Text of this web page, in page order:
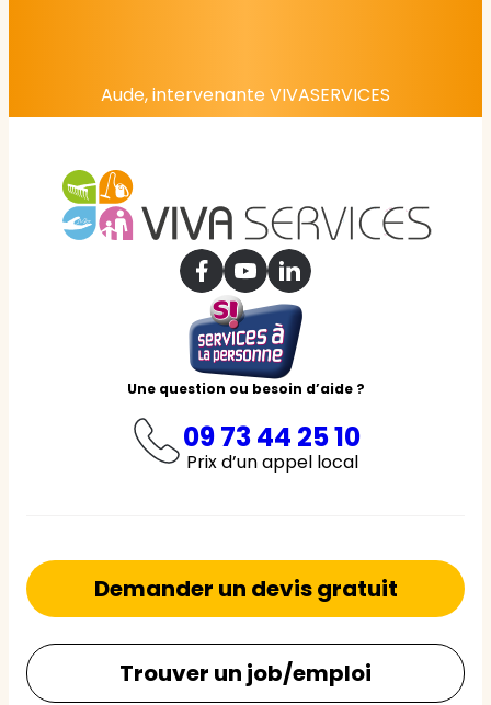
Aude, intervenante VIVASERVICES
Une question ou besoin d’aide ?
09 73 44 25 10
Prix d’un appel local
Demander un devis gratuit
Trouver un job/emploi